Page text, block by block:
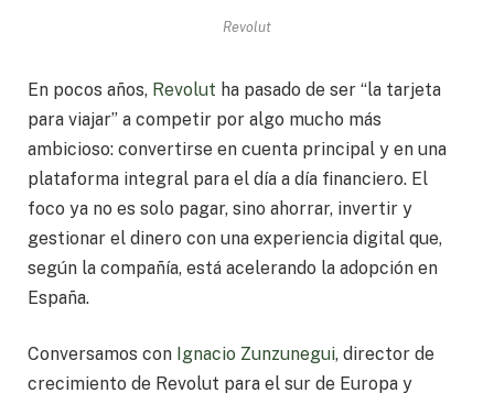
Revolut
En pocos años, Revolut ha pasado de ser “la tarjeta
para viajar” a competir por algo mucho más
ambicioso: convertirse en cuenta principal y en una
plataforma integral para el día a día financiero. El
foco ya no es solo pagar, sino ahorrar, invertir y
gestionar el dinero con una experiencia digital que,
según la compañía, está acelerando la adopción en
España.
Conversamos con Ignacio Zunzunegui, director de
crecimiento de Revolut para el sur de Europa y